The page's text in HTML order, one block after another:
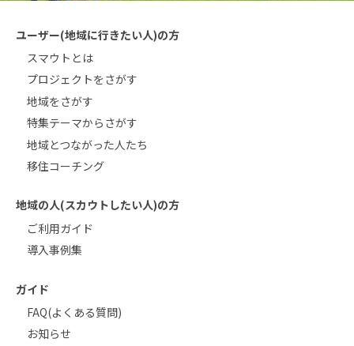
ユーザー(地域に行きたい人)の方
スマウトとは
プロジェクトをさがす
地域をさがす
特集テーマからさがす
地域とつながった人たち
移住コーチング
地域の人(スカウトしたい人)の方
ご利用ガイド
導入事例集
ガイド
FAQ(よくある質問)
お知らせ